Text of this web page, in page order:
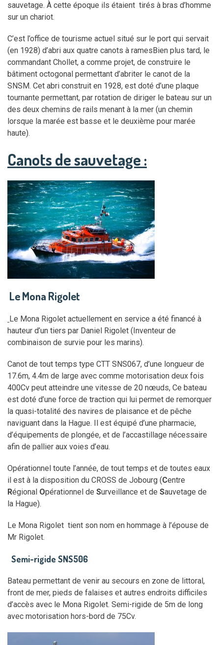
sauvetage. À cette époque ils étaient tirés à bras d’homme
sur un chariot.
C’est l’office de tourisme actuel situé sur le port qui servait
(en 1928) d’abri aux quatre canots à ramesBien plus tard, le
commandant Chollet, a comme projet, de construire le
bâtiment octogonal permettant d’abriter le canot de la
SNSM. Cet abri construit en 1928, est doté d’une plaque
tournante permettant, par rotation de diriger le bateau sur un
des deux chemins de rails menant à la mer (un chemin
lorsque la marée est basse et le deuxième pour marée
haute).
Canots de sauvetage :
Le Mona Rigolet
Le Mona Rigolet actuellement en service a été financé à
hauteur d’un tiers par Daniel Rigolet (Inventeur de
combinaison de survie pour les marins).
Canot de tout temps type CTT SNS067, d’une longueur de
17.6m, 4.4m de large avec comme motorisation deux fois
400Cv peut atteindre une vitesse de 20 nœuds, Ce bateau
est doté d’une force de traction qui lui permet de remorquer
la quasi-totalité des navires de plaisance et de pêche
naviguant dans la Hague. Il est équipé d’une pharmacie,
d’équipements de plongée, et de l’accastillage nécessaire
afin de pallier aux voies d’eau.
Opérationnel toute l’année, de tout temps et de toutes eaux
il est à la disposition du CROSS de Jobourg (Centre
Régional Opérationnel de Surveillance et de Sauvetage de
la Hague).
Le Mona Rigolet tient son nom en hommage à l’épouse de
Mr Rigolet.
Semi-rigide SNS506
Bateau permettant de venir au secours en zone de littoral,
front de mer, pieds de falaises et autres endroits difficiles
d’accès avec le Mona Rigolet. Semi-rigide de 5m de long
avec motorisation hors-bord de 75Cv.